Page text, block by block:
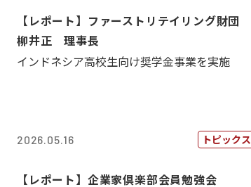
【レポート】ファーストリテイリング財団
柳井正 理事長
インドネシア高校生向け奨学金事業を実施
2026.05.16 トピックス
【レポート】企業家倶楽部会員勉強会